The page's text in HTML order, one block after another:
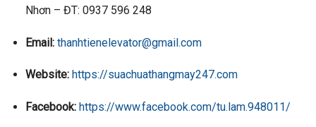
Nhơn – ĐT: 0937 596 248
Email: thanhtienelevator@gmail.com
Website: https://suachuathangmay247.com
Facebook: https://www.facebook.com/tu.lam.948011/